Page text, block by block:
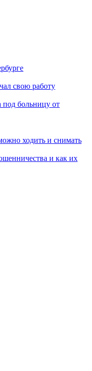
свою работу
под больницу от
ходить и снимать
и как их